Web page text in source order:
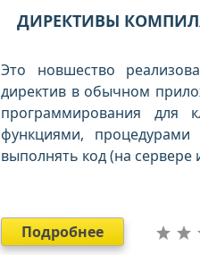
ДИРЕКТИВЫ
Это новшество
директив в обычном
программирования для
функциями,
выполнять код (на сервере
Подробнее